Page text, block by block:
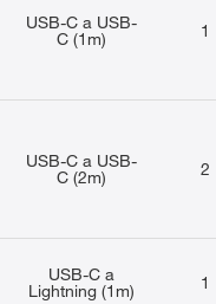
USB-C a USB-
C (1m) 1
USB-C a USB-
C (2m) 2
USB-C a
Lightning (1m) 1